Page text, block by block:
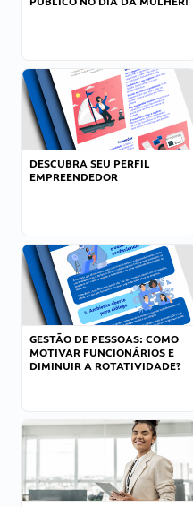
DESCUBRA SEU PERFIL
EMPREENDEDOR
GESTÃO DE PESSOAS: COMO
MOTIVAR FUNCIONÁRIOS E
DIMINUIR A ROTATIVIDADE?